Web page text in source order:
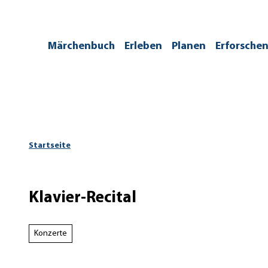
Märchenbuch Erleben Planen Erforschen
Startseite
Klavier-Recital
Konzerte